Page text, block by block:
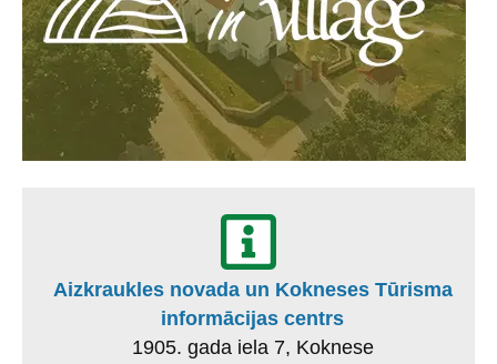
Aizkraukles novada un Kokneses Tūrisma
informācijas centrs
1905. gada iela 7, Koknese